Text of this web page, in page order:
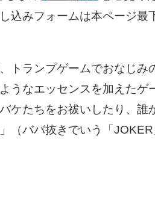
込みフォームは本ページ最
トランプゲームでおなじ
うなエッセンスを加えた
ケたちをお祓いしたり、
（ババ抜きでいう「